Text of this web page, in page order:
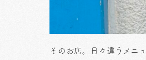
そのお店。日々違うメニ